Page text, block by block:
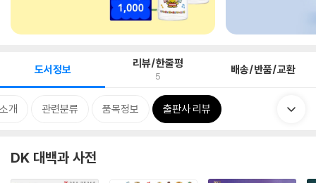
도서정보 리뷰/한줄평
5 배송/반품/교환
개 관련분류 품목정보 출판사 리뷰
DK 대백과 사전